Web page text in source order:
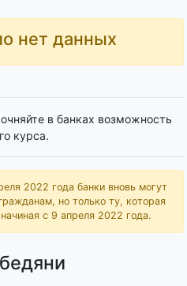
нет данных
в банках возможность
курса.
2022 года банки вновь могут
но только ту, которая
с 9 апреля 2022 года.